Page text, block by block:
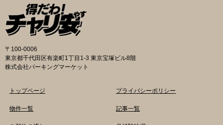
〒100-0006
東京都千代田区有楽町1丁目1-3 東京宝塚ビル8階
株式会社パーキングマーケット
トップページ
物件一覧
プライバシーポリシー
記事一覧